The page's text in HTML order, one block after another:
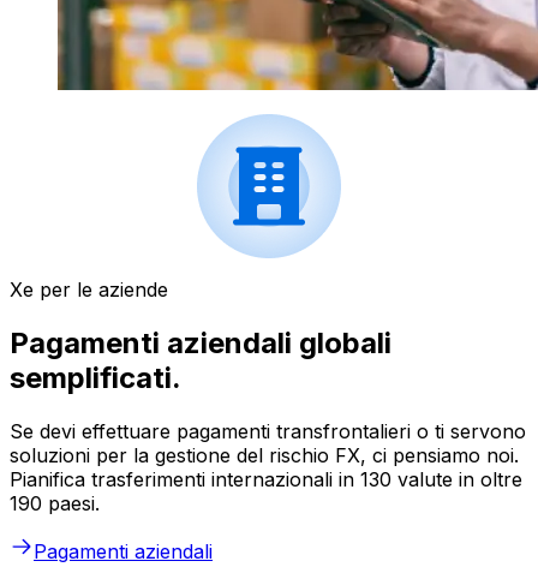
Xe per le aziende
Pagamenti aziendali globali
semplificati.
Se devi effettuare pagamenti transfrontalieri o ti servono
soluzioni per la gestione del rischio FX, ci pensiamo noi.
Pianifica trasferimenti internazionali in 130 valute in oltre
190 paesi.
Pagamenti aziendali